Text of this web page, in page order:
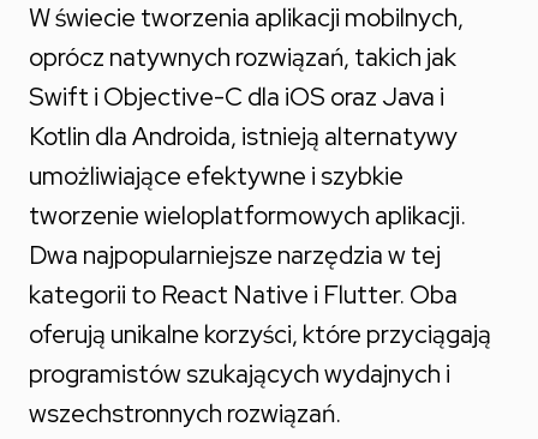
W świecie tworzenia aplikacji mobilnych,
oprócz natywnych rozwiązań, takich jak
Swift i Objective-C dla iOS oraz Java i
Kotlin dla Androida, istnieją alternatywy
umożliwiające efektywne i szybkie
tworzenie wieloplatformowych aplikacji.
Dwa najpopularniejsze narzędzia w tej
kategorii to React Native i Flutter. Oba
oferują unikalne korzyści, które przyciągają
programistów szukających wydajnych i
wszechstronnych rozwiązań.